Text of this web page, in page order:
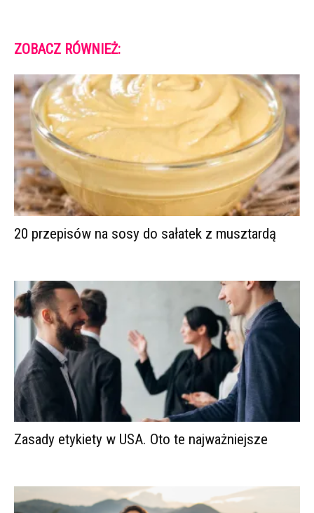
ZOBACZ RÓWNIEŻ:
20 przepisów na sosy do sałatek z musztardą
Zasady etykiety w USA. Oto te najważniejsze